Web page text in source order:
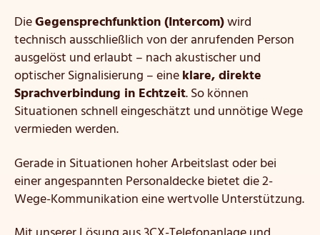
DieGegensprechfunktion (Intercom)wird
technisch ausschließlich von der anrufenden Person
ausgelöst und erlaubt – nach akustischer und
optischer Signalisierung – eineklare, direkte
Sprachverbindung in Echtzeit. So können
Situationen schnell eingeschätzt und unnötige Wege
vermieden werden.
Gerade in Situationen hoher Arbeitslast oder bei
einer angespannten Personaldecke bietet die 2-
Wege-Kommunikation eine wertvolle Unterstützung.